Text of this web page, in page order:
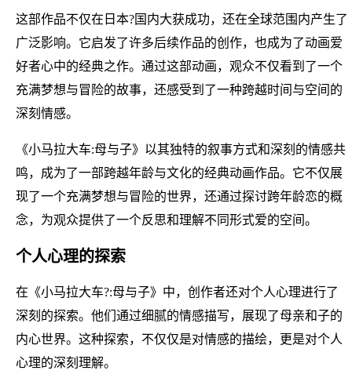
这部作品不仅在日本?国内大获成功，还在全球范围内产生了
广泛影响。它启发了许多后续作品的创作，也成为了动画爱
好者心中的经典之作。通过这部动画，观众不仅看到了一个
充满梦想与冒险的故事，还感受到了一种跨越时间与空间的
深刻情感。
《小马拉大车:母与子》以其独特的叙事方式和深刻的情感共
鸣，成为了一部跨越年龄与文化的经典动画作品。它不仅展
现了一个充满梦想与冒险的世界，还通过探讨跨年龄恋的概
念，为观众提供了一个反思和理解不同形式爱的空间。
个人心理的探索
在《小马拉大车?:母与子》中，创作者还对个人心理进行了
深刻的探索。他们通过细腻的情感描写，展现了母亲和子的
内心世界。这种探索，不仅仅是对情感的描绘，更是对个人
心理的深刻理解。